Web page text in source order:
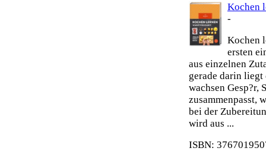
Kochen
-
Kochen
ersten
aus einzelnen
gerade darin
wachsen Gesp?r,
zusammenpasst,
bei der
wird aus ...
ISBN: